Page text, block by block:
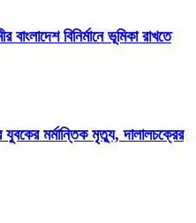
বিনির্মানে ভূমিকা রাখতে
যুবকের মর্মান্তিক মৃত্যু, দালালচক্রের